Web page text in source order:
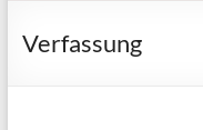
Verfassung